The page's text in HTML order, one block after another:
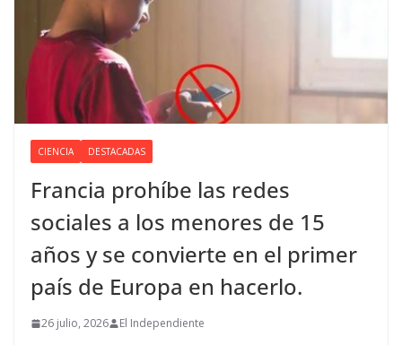
CIENCIA DESTACADAS
Francia prohíbe las redes
sociales a los menores de 15
años y se convierte en el primer
país de Europa en hacerlo.
26 julio, 2026 El Independiente